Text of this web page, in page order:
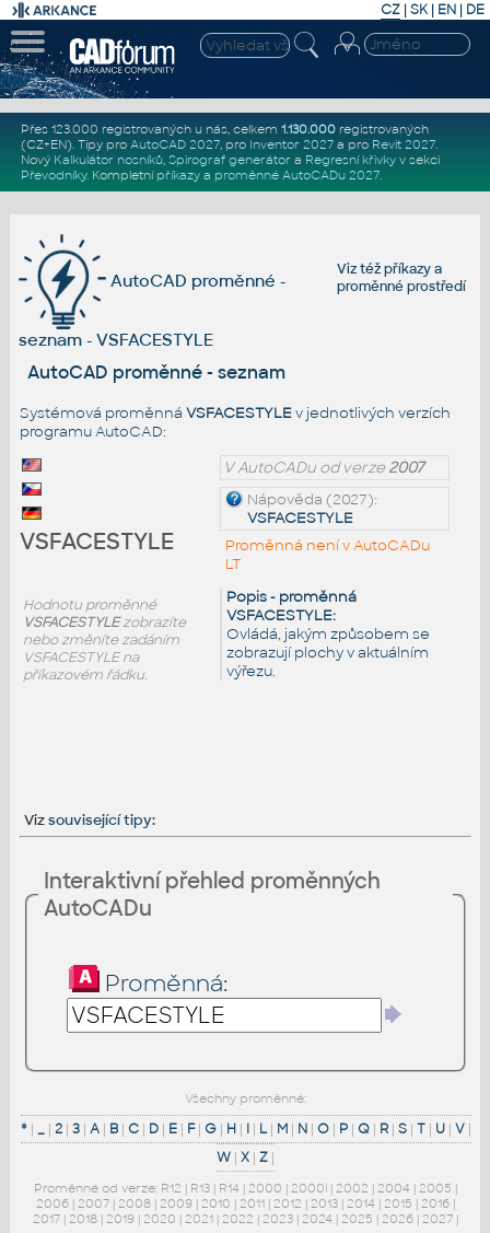
CZ | SK| EN | DE
Přes 123.000 registrovaných u nás, celkem 1.130.000registrovaných
(CZ+EN). Tipy pro AutoCAD 2027, pro Inventor 2027a pro Revit 2027.
Nový Kalkulátor nosníků, Spirograf generátor a Regresní křivkyv sekci
Převodníky. Kompletní příkazya proměnné AutoCADu 2027.
Viz téžpříkazya
proměnné prostředí
AutoCAD proměnné -
seznam - VSFACESTYLE
AutoCAD proměnné - seznam
Systémová proměnná VSFACESTYLEv jednotlivých verzích
programu AutoCAD:
V AutoCADu od verze2007
Nápověda (2027):
VSFACESTYLE
Proměnná není v AutoCADu
LT
Popis - proměnná
VSFACESTYLE:
Ovládá, jakým způsobem se
zobrazují plochy v aktuálním
výřezu.
VSFACESTYLE
Hodnotu proměnné
VSFACESTYLEzobrazíte
nebo změníte zadáním
VSFACESTYLE na
příkazovém řádku.
Vizsouvisející tipy:
Interaktivní přehled proměnných
AutoCADu
Proměnná:
Všechny proměnné:
*| _| 2| 3| A| B| C| D| E| F| G| H | I| L| M| N| O| P| Q| R| S| T| U| V|
W | X | Z |
Proměnné od verze: R12 | R13 | R14 | 2000 | 2000i | 2002 | 2004 | 2005 |
2006 | 2007 | 2008 | 2009 | 2010 | 2011 | 2012 | 2013 | 2014 | 2015 | 2016 |
2017 | 2018 | 2019 | 2020 | 2021 | 2022 | 2023 | 2024 | 2025 | 2026 | 2027 |